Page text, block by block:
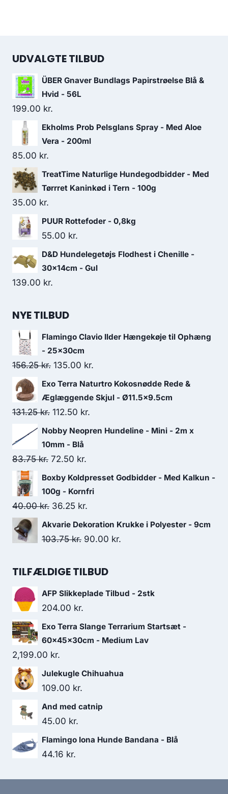
UDVALGTE TILBUD
ÜBER Gnaver Bundlags Papirstrøelse Blå &
Hvid - 56L
199.00 kr.
Ekholms Prob Pelsglans Spray - Med Aloe
Vera - 200ml
85.00 kr.
TreatTime Naturlige Hundegodbidder - Med
Tørrret Kaninkød i Tern - 100g
35.00 kr.
PUUR Rottefoder - 0,8kg
55.00 kr.
D&D Hundelegetøjs Flodhest i Chenille -
30x14cm - Gul
139.00 kr.
NYE TILBUD
Flamingo Clavio Ilder Hængekøje til Ophæng
- 25x30cm
156.25kr. Den
oprindelige
pris
var:
156.25 kr..
135.00 kr.
aktuelle
pris
135.00 kr..
Exo Terra Naturtro Kokosnødde Rede &
Æglæggende Skjul - Ø11.5x9.5cm
131.25kr. Den
oprindelige
pris
var:
131.25 kr..
112.50 kr.
aktuelle
112.50 kr..
Nobby Neopren Hundeline - Mini - 2m x
10mm - Blå
83.75kr. Den
oprindelige
pris
var:
83.75 kr..
72.50 kr.
aktuelle
pris
72.50 kr..
Boxby Koldpresset Godbidder - Med Kalkun -
100g - Kornfri
40.00kr. Den
oprindelige
pris
40.00 kr..
36.25 kr.
aktuelle
pris
36.25 kr..
Akvarie Dekoration Krukke i Polyester - 9cm
103.75kr. Den
pris
103.75 kr..
90.00 kr.
90.00 kr..
TILFÆLDIGE TILBUD
AFP Slikkeplade Tilbud - 2stk
204.00 kr.
Exo Terra Slange Terrarium Startsæt -
60x45x30cm - Medium Lav
2,199.00 kr.
Julekugle Chihuahua
109.00 kr.
And med catnip
45.00 kr.
Flamingo Iona Hunde Bandana - Blå
44.16 kr.